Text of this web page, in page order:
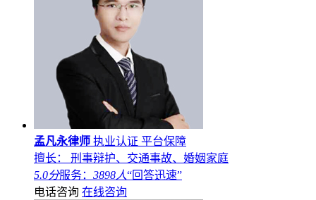
孟凡永律师 执业认证 平台保障
擅长： 刑事辩护、交通事故、婚姻家庭
5.0分服务： 3898人“回答迅速”
电话咨询 在线咨询